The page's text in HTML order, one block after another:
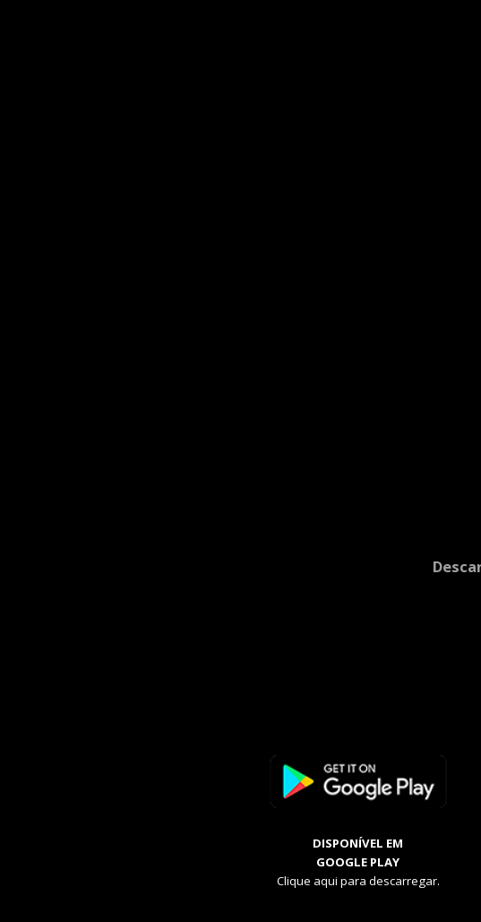
DISPONÍVEL EM
GOOGLE PLAY
Clique aqui para descarregar.